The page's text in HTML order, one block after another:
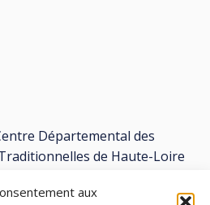
aux
Départemental des
de Haute-Loire